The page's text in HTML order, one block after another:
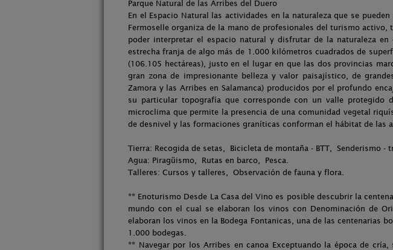
Parque Natural de las Arribes del Duero
En el Espacio Natural las actividades en la naturaleza que se
Fermoselle organiza de la mano de profesionales del turismo
poder interpretar el espacio natural y disfrutar de la naturaleza
estrecha franja de algo más de 1.000 kilómetros cuadrados de
(106.105 hectáreas), justo en el lugar en que las dos provincias
gran zona de impresionante belleza y valor paisajístico, de
Zamora y las Arribes en Salamanca) producidos por el profundo
su particular topografía que corresponde con un valle
microclima que permite la presencia de una comunidad vegetal
de desnivel y las formaciones graníticas conforman el hábitat de las
Tierra: Recogida de setas, Bicicleta de montaña - BTT, Senderismo
Agua: Piragüismo, Rutas en barco, Pesca.
Talleres: Cursos y talleres, Observación de fauna y flora.
** Enoturismo Desde La Casa del Vino es posible descubrir la
mundo con el cual se elaboran los vinos con Denominación de
elaboran los vinos en la Bodega Fontanicas, una de las centenarias
1.000 bodegas.
** Navegar por los Arribes en canoa Exceptuando la época de